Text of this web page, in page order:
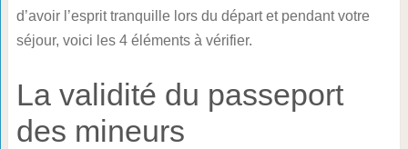
d’avoir l’esprit tranquille lors du départ et pendant votre
séjour, voici les 4 éléments à vérifier.
La validité du passeport
des mineurs